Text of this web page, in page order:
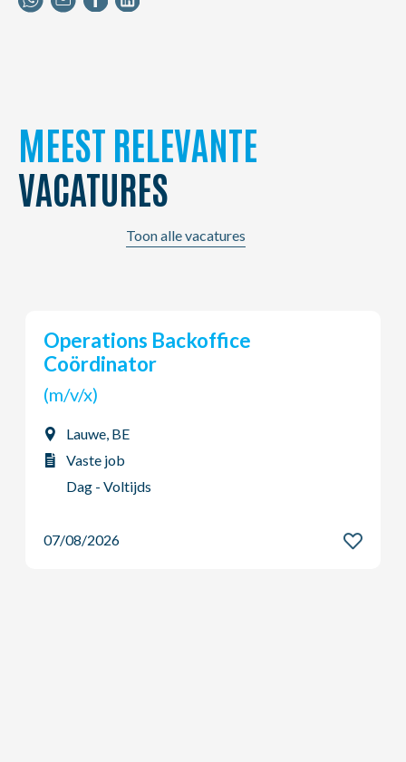
MEEST RELEVANTE
VACATURES
Toon alle vacatures
Young Potential Planner
(m/v/x)